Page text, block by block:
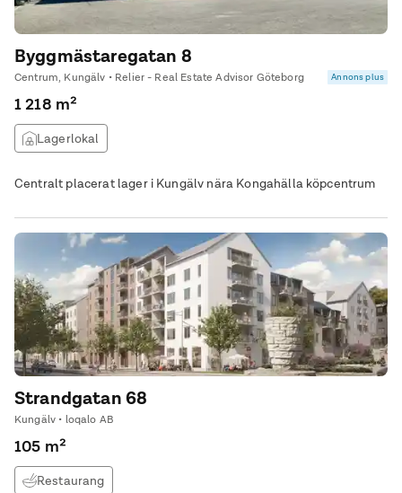
Byggmästaregatan 8
Centrum, Kungälv • Relier - Real Estate Advisor Göteborg Annons plus
1 218 m²
Lagerlokal
Centralt placerat lager i Kungälv nära Kongahälla köpcentrum
Strandgatan 68
Kungälv • loqalo AB
105 m²
Restaurang